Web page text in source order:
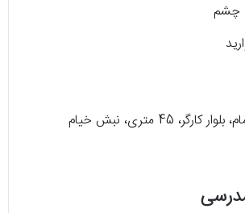
چشم
45 متری، نبش خیام